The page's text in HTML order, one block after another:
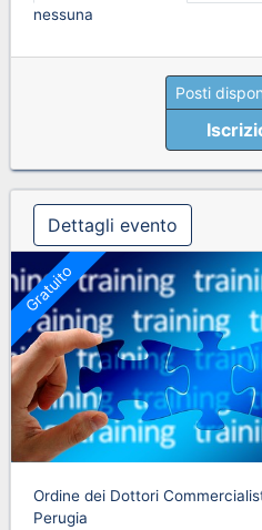
nessuna
Posti
Dettagli evento
Gratuito
Ordine dei Dottori
Perugia